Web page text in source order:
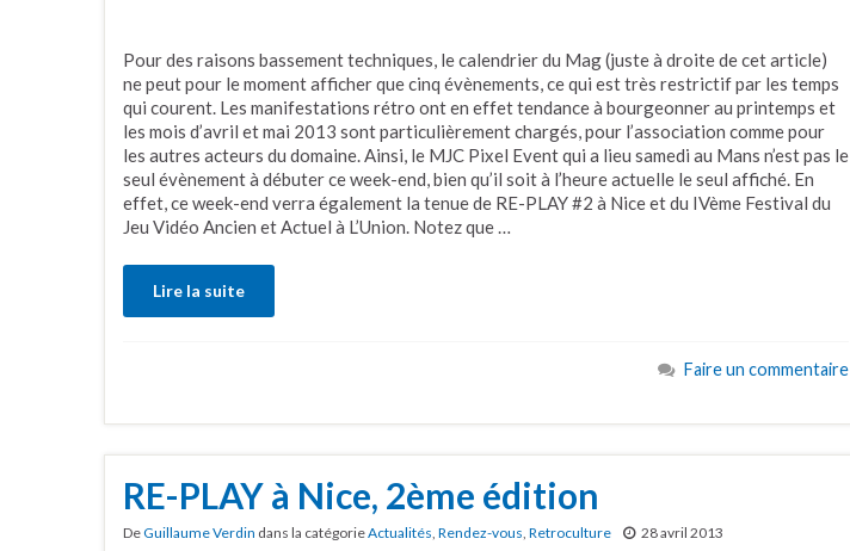
Pour des raisons bassement techniques, le calendrier du Mag (juste à droite de cet article)
ne peut pour le moment afficher que cinq évènements, ce qui est très restrictif par les temps
qui courent. Les manifestations rétro ont en effet tendance à bourgeonner au printemps et
les mois d’avril et mai 2013 sont particulièrement chargés, pour l’association comme pour
les autres acteurs du domaine. Ainsi, le MJC Pixel Event qui a lieu samedi au Mans n’est pas le
seul évènement à débuter ce week-end, bien qu’il soit à l’heure actuelle le seul affiché. En
effet, ce week-end verra également la tenue de RE-PLAY #2 à Nice et du IVème Festival du
Jeu Vidéo Ancien et Actuel à L’Union. Notez que …
Lire la suite
Faire un commentaire
RE-PLAY à Nice, 2ème édition
DeGuillaume Verdin dans la catégorieActualités Rendez-vous Retroculture 28 avril 2013